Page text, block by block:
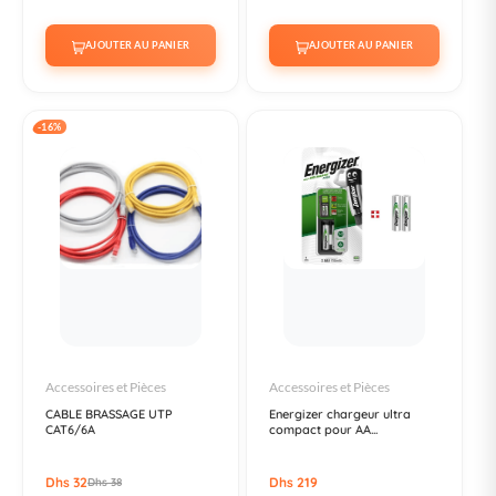
AJOUTER AU PANIER AJOUTER AU PANIER
-16%
Accessoires et Pièces
CABLE BRASSAGE UTP
CAT6/6A
Dhs 32Dhs 38
Accessoires et Pièces
Energizer chargeur ultra
compact pour AA...
Dhs 219